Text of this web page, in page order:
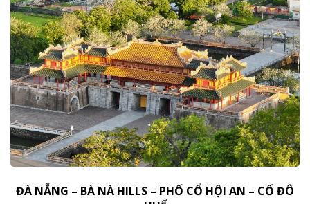
ĐÀ NẴNG – BÀ NÀ HILLS – PHỐ CỔ HỘI AN – CỐ ĐÔ